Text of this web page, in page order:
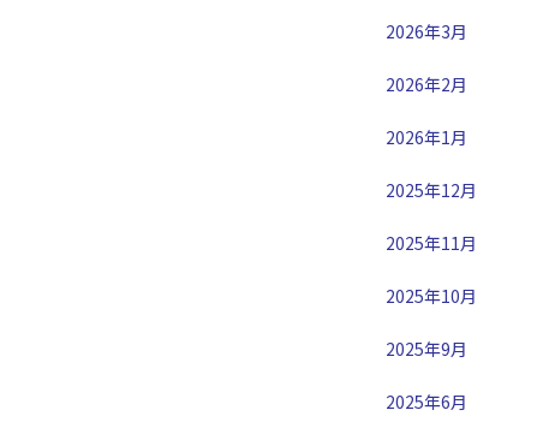
2026年3月
2026年2月
2026年1月
2025年12月
2025年11月
2025年10月
2025年9月
2025年6月